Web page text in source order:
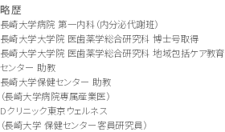
略歴
長崎大学病院 第一内科（内分泌代謝班）
長崎大学大学院 医歯薬学総合研究科 博士号取得
長崎大学大学院 医歯薬学総合研究科 地域包括ケア教育
センター 助教
長崎大学保健センター 助教
（長崎大学病院専属産業医）
Dクリニック東京ウェルネス
（長崎大学 保健センター客員研究員）